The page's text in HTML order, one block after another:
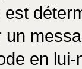
en